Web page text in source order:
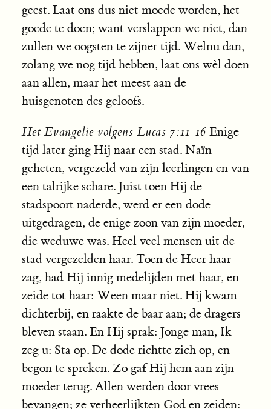
geest. Laat ons dus niet moede worden, het
goede te doen; want verslappen we niet, dan
zullen we oogsten te zijner tijd. Welnu dan,
zolang we nog tijd hebben, laat ons wèl doen
aan allen, maar het meest aan de
huisgenoten des geloofs.
Het Evangelie volgens Lucas 7:11-16Enige
tijd later ging Hij naar een stad. Naïn
geheten, vergezeld van zijn leerlingen en van
een talrijke schare. Juist toen Hij de
stadspoort naderde, werd er een dode
uitgedragen, de enige zoon van zijn moeder,
die weduwe was. Heel veel mensen uit de
stad vergezelden haar. Toen de Heer haar
zag, had Hij innig medelijden met haar, en
zeide tot haar: Ween maar niet. Hij kwam
dichterbij, en raakte de baar aan; de dragers
bleven staan. En Hij sprak: Jonge man, Ik
zeg u: Sta op. De dode richtte zich op, en
begon te spreken. Zo gaf Hij hem aan zijn
moeder terug. Allen werden door vrees
bevangen; ze verheerlijkten God en zeiden: